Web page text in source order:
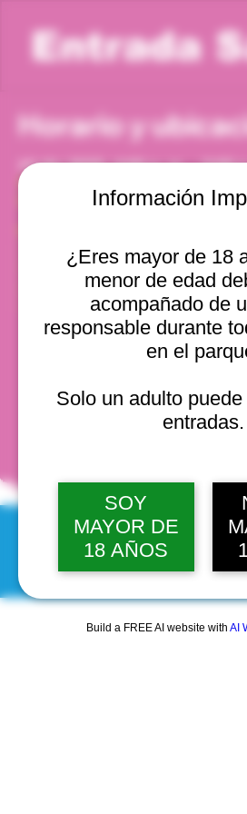
Información
¿Eres mayor de 18
menor de edad
acompañado de
responsable durante
en el
Solo un adulto
entradas.
SOY
MAYOR DE
18 AÑOS
Build a FREE AI website with AI
Entrada
Horario y
13 dic 2025, 4:00 p. m. – 5:00
Viña del Mar, Cam. Internacional
Valparaíso, Chile
sáb, 08 ago, 10:00
sáb, 08 ago, 11:00
sáb, 08 ago, 12:00
Ver
© 2025 by Scantastic.